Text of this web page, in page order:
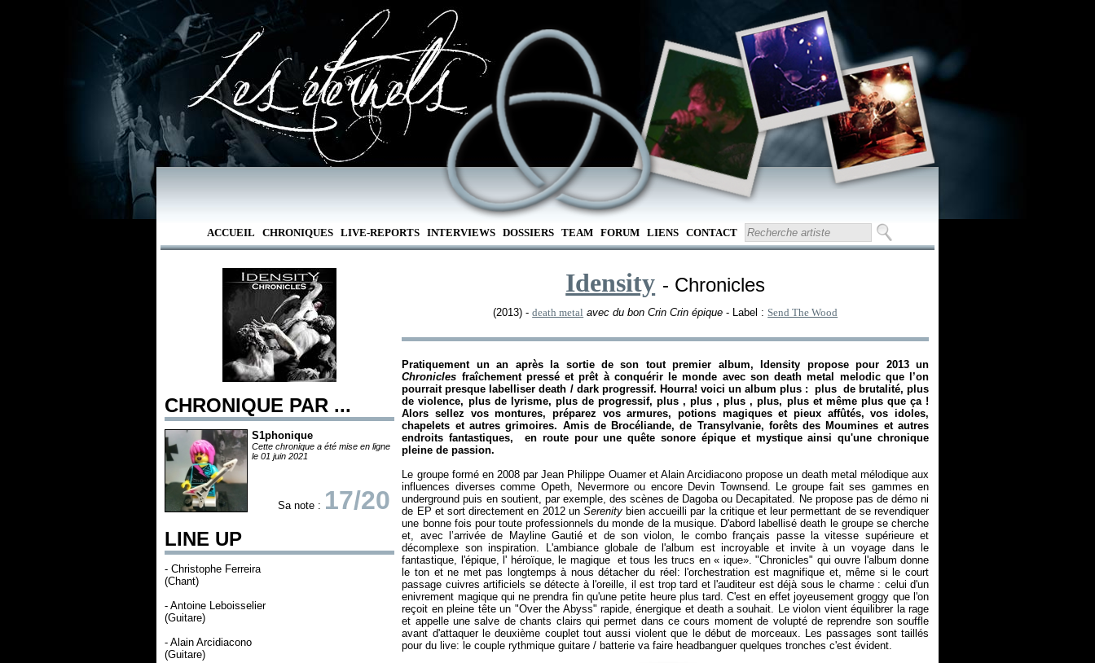
ACCUEIL CHRONIQUES LIVE-REPORTS INTERVIEWS DOSSIERS TEAM FORUM LIENS CONTACT
CHRONIQUE PAR ...
S1phonique
Cette chronique a été mise en ligne
le 01 juin 2021
Sa note : 17/20
LINE UP
- Christophe Ferreira
(Chant)
- Antoine Leboisselier
(Guitare)
- Alain Arcidiacono
(Guitare)
Idensity - Chronicles
(2013) -death metal avec du bon Crin Crin épique- Label : Send The Wood
Pratiquement un an après la sortie de son tout premier album, Idensity propose pour 2013 un
Chronicles fraîchement pressé et prêt à conquérir le monde avec son death metal melodic que l’on
pourrait presque labelliser death / dark progressif. Hourra! voici un album plus : plus de brutalité, plus
de violence, plus de lyrisme, plus de progressif, plus , plus , plus , plus, plus et même plus que ça !
Alors sellez vos montures, préparez vos armures, potions magiques et pieux affûtés, vos idoles,
chapelets et autres grimoires. Amis de Brocéliande, de Transylvanie, forêts des Moumines et autres
endroits fantastiques, en route pour une quête sonore épique et mystique ainsi qu'une chronique
pleine de passion.
Le groupe formé en 2008 parJean Philippe Ouamer et Alain Arcidiacono propose un death metal mélodique aux
influences diverses comme Opeth, Nevermore ou encore Devin Townsend. Le groupe fait ses gammes en
underground puis en soutient, par exemple, des scènes de Dagoba ou Decapitated. Ne propose pas de démo ni
de EP et sort directement en 2012 un Serenitybien accueilli par la critique et leur permettant de se revendiquer
une bonne fois pour toute professionnels du monde de la musique. D'abord labellisé death le groupe se cherche
et, avec l’arrivée de Mayline Gautié et de son violon, le combo français passe la vitesse supérieure et
décomplexe son inspiration.
L'ambiance globale de l'album est incroyable et invite à un voyage dans le
fantastique, l'épique, l' héroïque, le magique et tous les trucs en « ique». "Chronicles" qui ouvre l'album donne
le ton et ne met pas longtemps à nous détacher du réel: l'orchestration est magnifique et, même si le court
passage cuivres artificiels se détecte à l'oreille, il est trop tard et l'auditeur est déjà sous le charme : celui d'un
enivrement magique qui ne prendra fin qu'une petite heure plus tard. C'est en effet joyeusement groggy que l'on
reçoit en pleine tête un "Over the Abyss" rapide, énergique et death a souhait. Le violon vient équilibrer la rage
et appelle une salve de chants clairs qui permet dans ce cours moment de volupté de reprendre son souffle
avant d'attaquer le deuxième couplet tout aussi violent que le début de morceaux. Les passages sont taillés
pour du live: le couple rythmique guitare / batterie va faire headbanguer quelques tronches c'est évident.